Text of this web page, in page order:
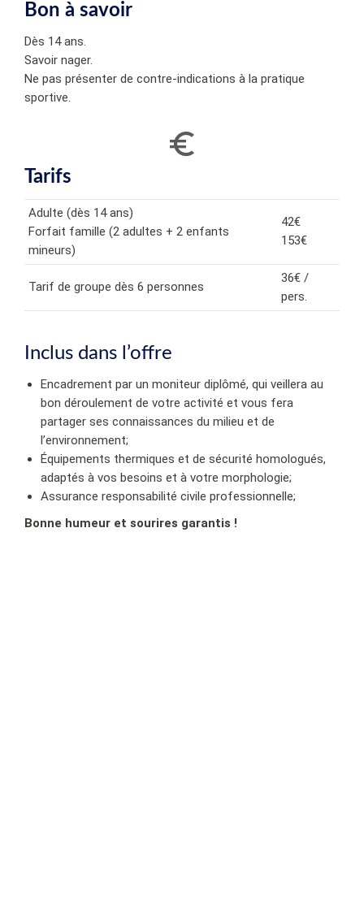
Bon à savoir
Dès 14 ans.
Savoir nager.
Ne pas présenter de contre-indications à la pratique
sportive.
Tarifs
Adulte (dès 14 ans)
Forfait famille (2 adultes + 2 enfants
mineurs)
42€
153€
Tarif de groupe dès 6 personnes
36€ /
pers.
Inclus dans l’offre
Encadrement par un moniteur diplômé, qui veillera au
bon déroulement de votre activité et vous fera
partager ses connaissances du milieu et de
l’environnement;
Équipements thermiques et de sécurité homologués,
adaptés à vos besoins et à votre morphologie;
Assurance responsabilité civile professionnelle;
Bonne humeur et sourires garantis !